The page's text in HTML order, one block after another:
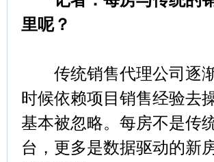
里呢？
传统销售代理公司逐渐
时候依赖项目销售经验去
基本被忽略。每房不是传
台，更多是数据驱动的新